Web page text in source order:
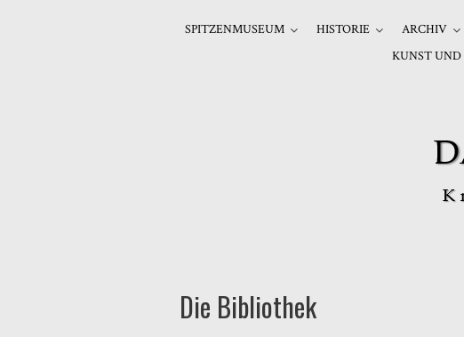
SPITZENMUSEUM HISTORIE ARCHIV
KUNST
Die Bibliothek